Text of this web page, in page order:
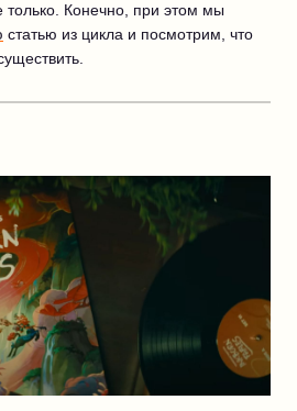
Конечно, при этом мы
статью из цикла и посмотрим, что